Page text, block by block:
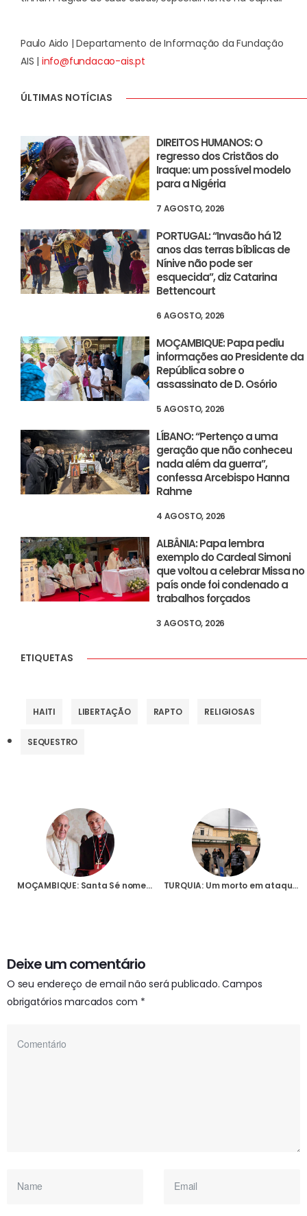
Paulo Aido | Departamento de Informação da Fundação
AIS | info@fundacao-ais.pt
ÚLTIMAS NOTÍCIAS
DIREITOS HUMANOS: O
regresso dos Cristãos do
Iraque: um possível modelo
para a Nigéria
7 AGOSTO, 2026
PORTUGAL: “Invasão há 12
anos das terras bíblicas de
Nínive não pode ser
esquecida”, diz Catarina
Bettencourt
6 AGOSTO, 2026
MOÇAMBIQUE: Papa pediu
informações ao Presidente da
República sobre o
assassinato de D. Osório
5 AGOSTO, 2026
LÍBANO: “Pertenço a uma
geração que não conheceu
nada além da guerra”,
confessa Arcebispo Hanna
Rahme
4 AGOSTO, 2026
ALBÂNIA: Papa lembra
exemplo do Cardeal Simoni
que voltou a celebrar Missa no
país onde foi condenado a
trabalhos forçados
3 AGOSTO, 2026
ETIQUETAS
HAITI LIBERTAÇÃO RAPTO RELIGIOSAS
SEQUESTRO
MOÇAMBIQUE: Santa Sé nomeia novo Núncio para o país numa altura em que os terroristas voltam a atacar em Cabo Delgado TURQUIA: Um morto em ataque armado neste domingo numa igreja católica na cidade de Istambul
Deixe um comentário
O seu endereço de email não será publicado. Campos
obrigatórios marcados com *